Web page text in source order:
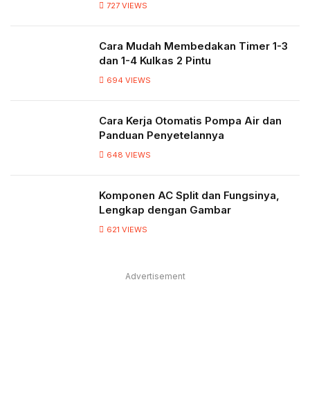
727 VIEWS
Cara Mudah Membedakan Timer 1-3
dan 1-4 Kulkas 2 Pintu
694 VIEWS
Cara Kerja Otomatis Pompa Air dan
Panduan Penyetelannya
648 VIEWS
Komponen AC Split dan Fungsinya,
Lengkap dengan Gambar
621 VIEWS
Advertisement